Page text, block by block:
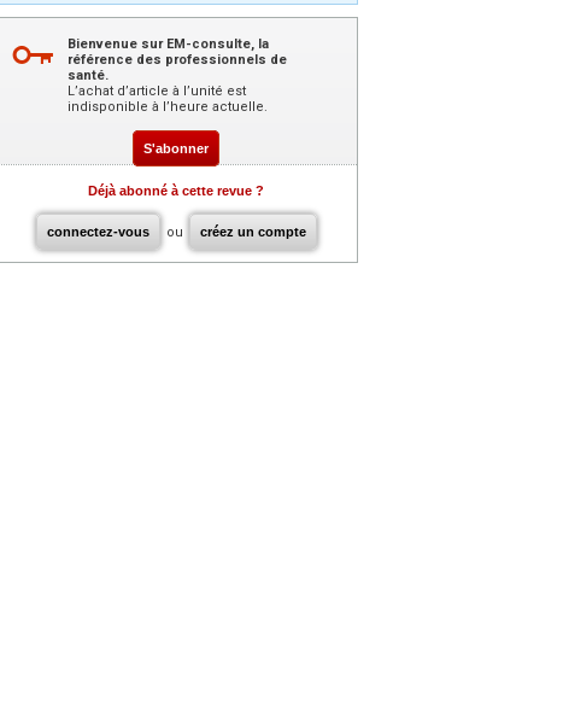
Bienvenue sur EM-consulte, la
référence des professionnels de
santé.
L’achat d’article à l’unité est
indisponible à l’heure actuelle.
S'abonner
Déjà abonné à cette revue ?
connectez-vous ou créez un compte